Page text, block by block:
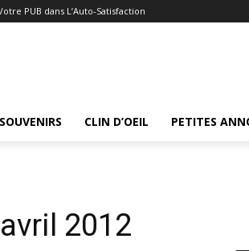
PUB dans L’Auto-Satisfaction
SOUVENIRS CLIN D’OEIL PETITES
2012